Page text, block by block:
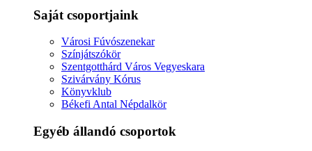
Saját csoportjaink
Városi Fúvószenekar
Színjátszókör
Szentgotthárd Város Vegyeskara
Szivárvány Kórus
Könyvklub
Békefi Antal Népdalkör
Egyéb állandó csoportok